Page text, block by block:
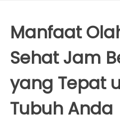
Manfaat
Sehat Jam
yang Tepat
Tubuh Anda